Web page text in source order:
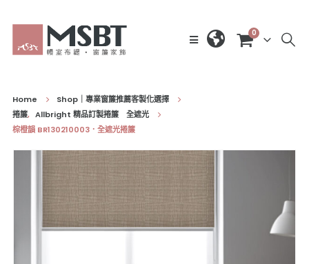
0
Home
Shop｜專業窗簾推薦客製化選擇
捲簾, Allbright 精品訂製捲簾 全遮光
棕橙韻 BR130210003．全遮光捲簾